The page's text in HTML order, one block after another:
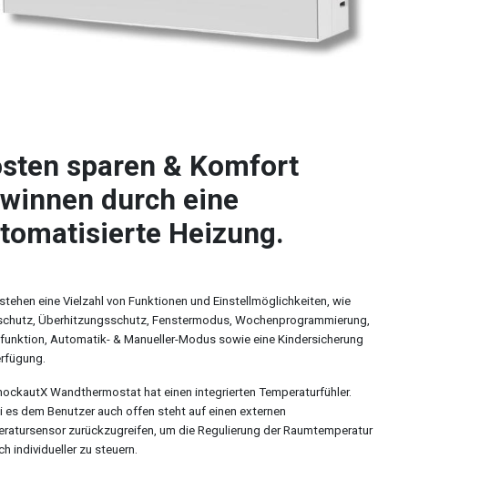
sparen & Komfort
durch eine
Heizung.
eine Vielzahl von Funktionen und Einstellmöglichkeiten, wie
Überhitzungsschutz, Fenstermodus, Wochenprogrammierung,
Automatik- & Manueller-Modus sowie eine Kindersicherung
Wandthermostat hat einen integrierten Temperaturfühler.
es dem Benutzer auch offen steht auf einen externen
zurückzugreifen, um die Regulierung der Raumtemperatur
individueller zu steuern.